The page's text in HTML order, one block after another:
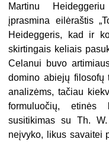
Martinu
įprasmina eilėraštis
Heideggeris, kad ir
skirtingais keliais
Celanui buvo
domino abiejų filosofų
analizėms, tačiau
formuluočių, etinės
susitikimas su Th.
neįvyko, likus savaitei